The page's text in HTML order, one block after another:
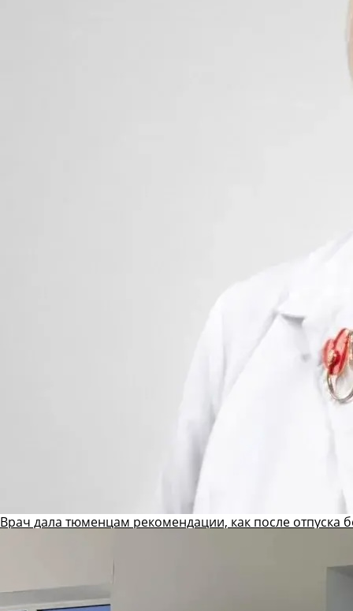
Врач дала тюменцам рекомендации, как после отпуска